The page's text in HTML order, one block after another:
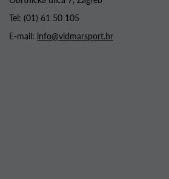
Tel: (01) 61 50 105
E-mail: info@vidmarsport.hr